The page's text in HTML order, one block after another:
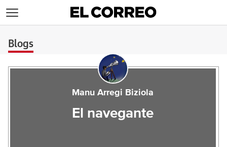
Blogs
Manu Arregi Biziola
El navegante